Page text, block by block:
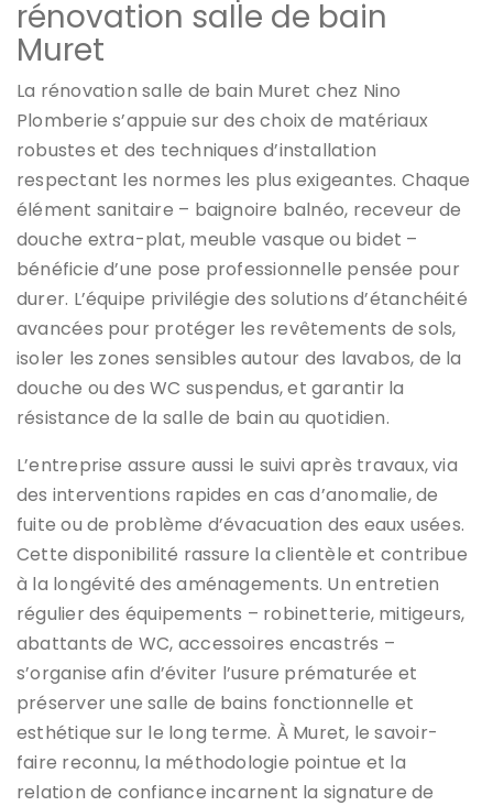
rénovation salle de bain
Muret
La rénovation salle de bain Muret chez Nino
Plomberie s’appuie sur des choix de matériaux
robustes et des techniques d’installation
respectant les normes les plus exigeantes. Chaque
élément sanitaire – baignoire balnéo, receveur de
douche extra-plat, meuble vasque ou bidet –
bénéficie d’une pose professionnelle pensée pour
durer. L’équipe privilégie des solutions d’étanchéité
avancées pour protéger les revêtements de sols,
isoler les zones sensibles autour des lavabos, de la
douche ou des WC suspendus, et garantir la
résistance de la salle de bain au quotidien.
L’entreprise assure aussi le suivi après travaux, via
des interventions rapides en cas d’anomalie, de
fuite ou de problème d’évacuation des eaux usées.
Cette disponibilité rassure la clientèle et contribue
à la longévité des aménagements. Un entretien
régulier des équipements – robinetterie, mitigeurs,
abattants de WC, accessoires encastrés –
s’organise afin d’éviter l’usure prématurée et
préserver une salle de bains fonctionnelle et
esthétique sur le long terme. À Muret, le savoir-
faire reconnu, la méthodologie pointue et la
relation de confiance incarnent la signature de